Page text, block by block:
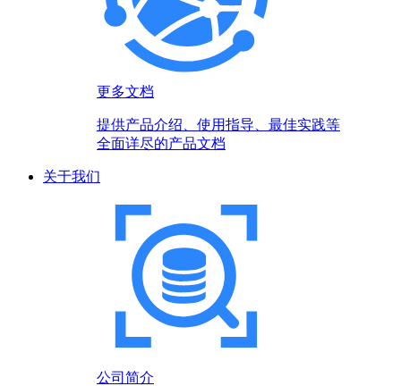
更多文档
提供产品介绍、使用指导、最佳实践等
全面详尽的产品文档
关于我们
公司简介